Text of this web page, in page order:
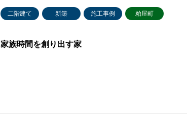
二階建て 新築 施工事例 粕屋町
家族時間を創り出す家